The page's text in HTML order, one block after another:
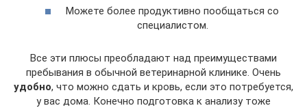
Можете более продуктивно пообщаться со
специалистом.
Все эти плюсы преобладают над преимуществами
пребывания в обычной ветеринарной клинике. Очень
удобно, что можно сдать и кровь, если это потребуется,
у вас дома. Конечно подготовка к анализу тоже